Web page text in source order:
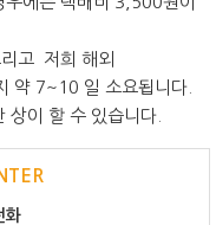
고 저희 해외
약 7~10 일 소요됩니다.
상이 할 수 있습니다.
화